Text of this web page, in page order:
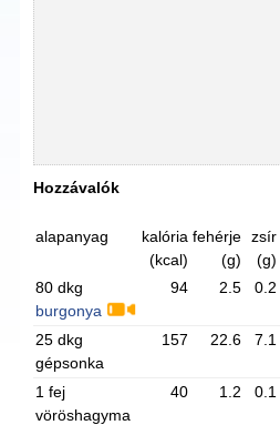
Hozzávalók
alapanyag
kalória
(kcal)
fehérje
(g)
zsír
(g)
80 dkg
burgonya
94 2.5 0.2
25 dkg
gépsonka
157 22.6 7.1
1 fej
vöröshagyma
40 1.2 0.1